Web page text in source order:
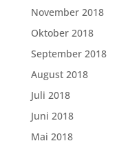
November 2018
Oktober 2018
September 2018
August 2018
Juli 2018
Juni 2018
Mai 2018